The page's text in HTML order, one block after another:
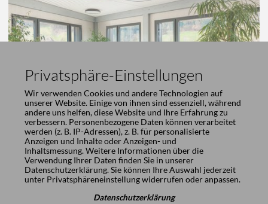
Privatsphäre-Einstellungen
Wir verwenden Cookies und andere Technologien auf
unserer Website. Einige von ihnen sind essenziell, während
andere uns helfen, diese Website und Ihre Erfahrung zu
verbessern. Personenbezogene Daten können verarbeitet
werden (z. B. IP-Adressen), z. B. für personalisierte
Anzeigen und Inhalte oder Anzeigen- und
Inhaltsmessung. Weitere Informationen über die
Verwendung Ihrer Daten finden Sie in unserer
Datenschutzerklärung. Sie können Ihre Auswahl jederzeit
unter Privatsphäreneinstellungwiderrufen oder anpassen.
Datenschutzerklärung
Menschen zusammenbringen
Vielfältig sind die Möglichkeiten, mit Hockern, Stehhilfen,
Stühlen und Tischen für Meetings, die informelle